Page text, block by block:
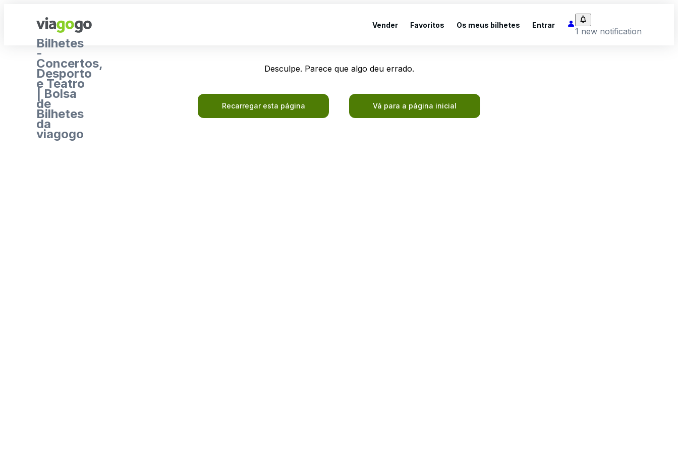
Bilhetes
-
Concertos,
Desporto
e Teatro
| Bolsa
de
Bilhetes
da
viagogo
Vender Favoritos Os meus bilhetes Entrar
1 new notification
Desculpe. Parece que algo deu errado.
Recarregar esta página Vá para a página inicial